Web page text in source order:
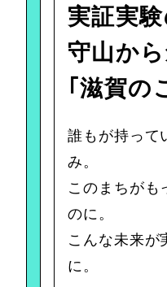
実証実験
守山か
｢滋賀の
誰もが持って
み。
このまちがも
のに。
こんな未来が
に。